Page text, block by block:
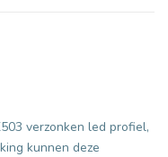
verzonken led profiel,
kunnen deze